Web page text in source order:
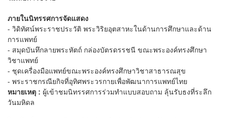
ภายในนิทรรศการจัดแสดง
- วิดิทัศน์พระราชประวัติ พระวิริยอุตสาหะในด้านการศึกษาและด้าน
การแพทย์
- สมุดบันทึกลายพระหัตถ์ กล่องบัตรดรรชนี ขณะพระองค์ทรงศึกษา
วิชาแพทย์
- ชุดเครื่องมือแพทย์ขณะพระองค์ทรงศึกษาวิชาสาธารณสุข
- พระราชกรณียกิจที่อุทิศพระวรกายเพื่อพัฒนาการแพทย์ไทย
หมายเหตุ : ผู้เข้าชมนิทรรศการร่วมทำแบบสอบถาม ลุ้นรับธงที่ระลึก
วันมหิดล